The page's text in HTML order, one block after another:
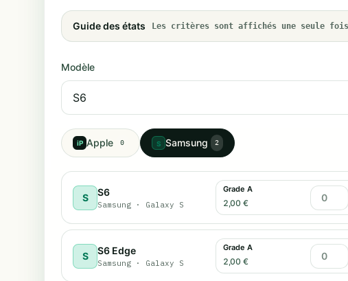
Guide des états Les critères sont affichés une seule
Modèle
iP Apple 0 S Samsung 2
S S6
Samsung · Galaxy S
Grade A
2,00 €
S S6 Edge
Samsung · Galaxy S
Grade A
2,00 €